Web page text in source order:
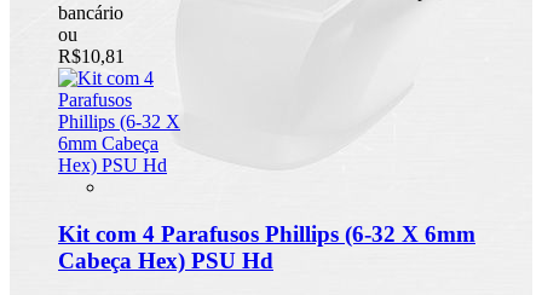
bancário
ou
R$10,81
Kit com 4 Parafusos Phillips (6-32 X 6mm
Cabeça Hex) PSU Hd